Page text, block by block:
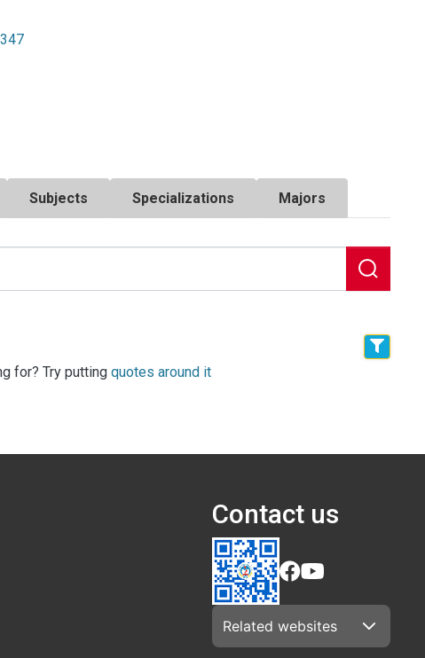
Subjects Specializations Majors
for? Try putting quotes around it
Contact us
Related websites